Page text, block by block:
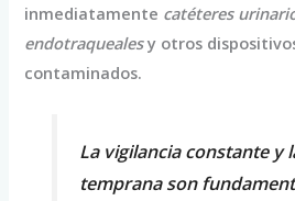
inmediatamente catéteres
endotraquealesy otros
contaminados.
La vigilancia constante y
temprana son